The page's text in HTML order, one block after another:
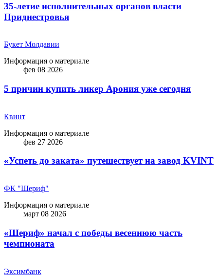
35-летие исполнительных органов власти
Приднестровья
Букет Молдавии
Информация о материале
фев 08 2026
5 причин купить ликep Арония уже сегодня
Квинт
Информация о материале
фев 27 2026
«Успеть до заката» путешествует на завод KVINT
ФК "Шериф"
Информация о материале
март 08 2026
«Шериф» начал с победы весеннюю часть
чемпионата
Эксимбанк